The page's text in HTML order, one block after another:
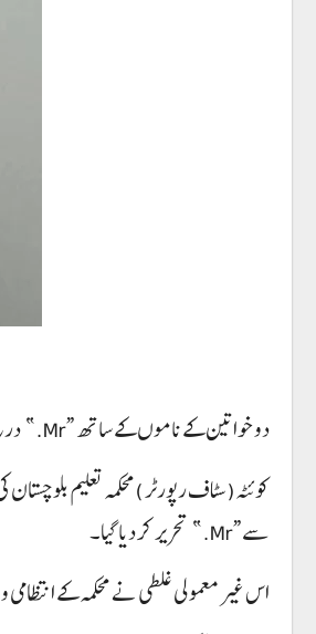
دو خواتین کے ناموں کے ساتھ “Mr.” درج ہونے پر دفتری نظام اور نگرانی کے طریقہ کار پر سوالات اٹھ گئے
کوئٹہ(سٹاف رپورٹر )محکمہ تعلیم
سے “Mr.” تحریر کر دیا گیا۔
اس غیر معمولی غلطی نے محکمہ کے